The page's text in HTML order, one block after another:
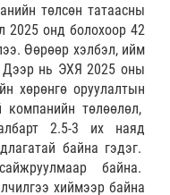
төлсөн татаасны
2025 онд болохоор 42
Өөрөөр хэлбэл, ийм
Дээр нь ЭХЯ 2025 оны
хөрөнгө оруулалтын
төлөөлөл,
2.5-3 их наяд
байна гэдэг.
байна.
хиймээр байна